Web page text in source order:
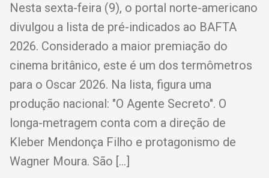
Nesta sexta-feira (9), o portal norte-americano
divulgou a lista de pré-indicados ao BAFTA
2026. Considerado a maior premiação do
cinema britânico, este é um dos termômetros
para o Oscar 2026. Na lista, figura uma
produção nacional: "O Agente Secreto". O
longa-metragem conta com a direção de
Kleber Mendonça Filho e protagonismo de
Wagner Moura. São […]